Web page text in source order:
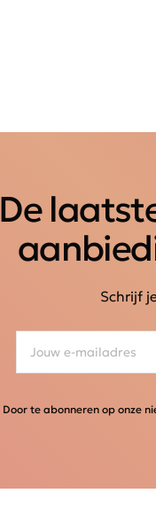
De
Schrijf
Door te abonneren op onze